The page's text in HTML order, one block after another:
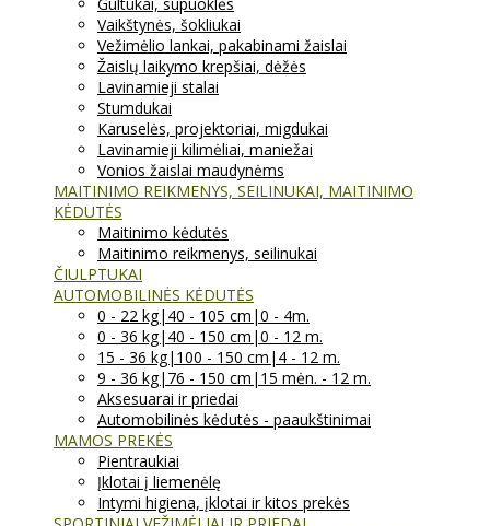
Vaikštynės, šokliukai
Vežimėlio lankai, pakabinami žaislai
Žaislų laikymo krepšiai, dėžės
Lavinamieji stalai
Stumdukai
Karuselės, projektoriai, migdukai
Lavinamieji kilimėliai, maniežai
Vonios žaislai maudynėms
MAITINIMO REIKMENYS, SEILINUKAI, MAITINIMO
KĖDUTĖS
Maitinimo kėdutės
Maitinimo reikmenys, seilinukai
ČIULPTUKAI
AUTOMOBILINĖS KĖDUTĖS
0 - 22 kg|40 - 105 cm|0 - 4m.
0 - 36 kg|40 - 150 cm|0 - 12 m.
15 - 36 kg|100 - 150 cm|4 - 12 m.
9 - 36 kg|76 - 150 cm|15 mėn. - 12 m.
Aksesuarai ir priedai
Automobilinės kėdutės - paaukštinimai
MAMOS PREKĖS
Pientraukiai
Įklotai į liemenėlę
Intymi higiena, įklotai ir kitos prekės